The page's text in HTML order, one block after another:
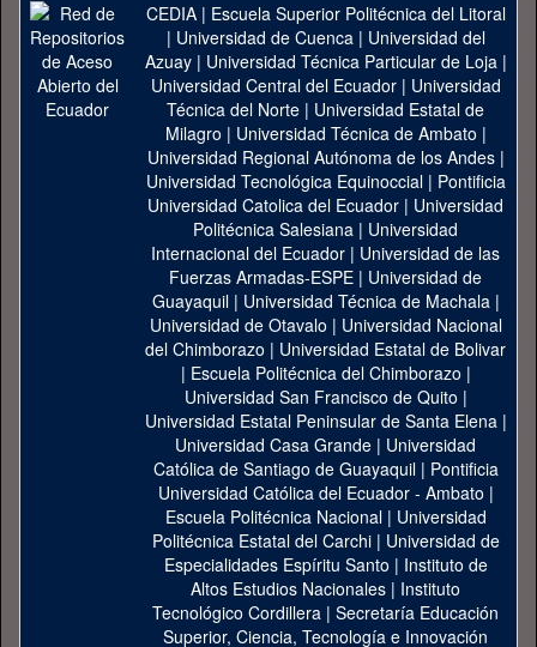
CEDIA| Escuela Superior Politécnica del Litoral
| Universidad de Cuenca| Universidad del
Azuay| Universidad Técnica Particular de Loja|
Universidad Central del Ecuador| Universidad
Técnica del Norte | Universidad Estatal de
Milagro | Universidad Técnica de Ambato |
Universidad Regional Autónoma de los Andes|
Universidad Tecnológica Equinoccial| Pontificia
Universidad Catolica del Ecuador | Universidad
Politécnica Salesiana | Universidad
Internacional del Ecuador | Universidad de las
Fuerzas Armadas-ESPE | Universidad de
Guayaquil| Universidad Técnica de Machala|
Universidad de Otavalo | Universidad Nacional
del Chimborazo | Universidad Estatal de Bolivar
| Escuela Politécnica del Chimborazo |
Universidad San Francisco de Quito |
Universidad Estatal Peninsular de Santa Elena|
Universidad Casa Grande | Universidad
Católica de Santiago de Guayaquil| Pontificia
Universidad Católica del Ecuador - Ambato |
Escuela Politécnica Nacional| Universidad
Politécnica Estatal del Carchi| Universidad de
Especialidades Espíritu Santo | Instituto de
Altos Estudios Nacionales | Instituto
Tecnológico Cordillera | Secretaría Educación
Superior, Ciencia, Tecnología e Innovación